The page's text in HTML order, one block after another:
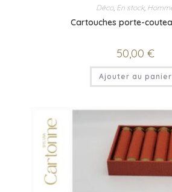
Déco, En stock,
Cartouches porte-
50,00 €
Ajouter au panier